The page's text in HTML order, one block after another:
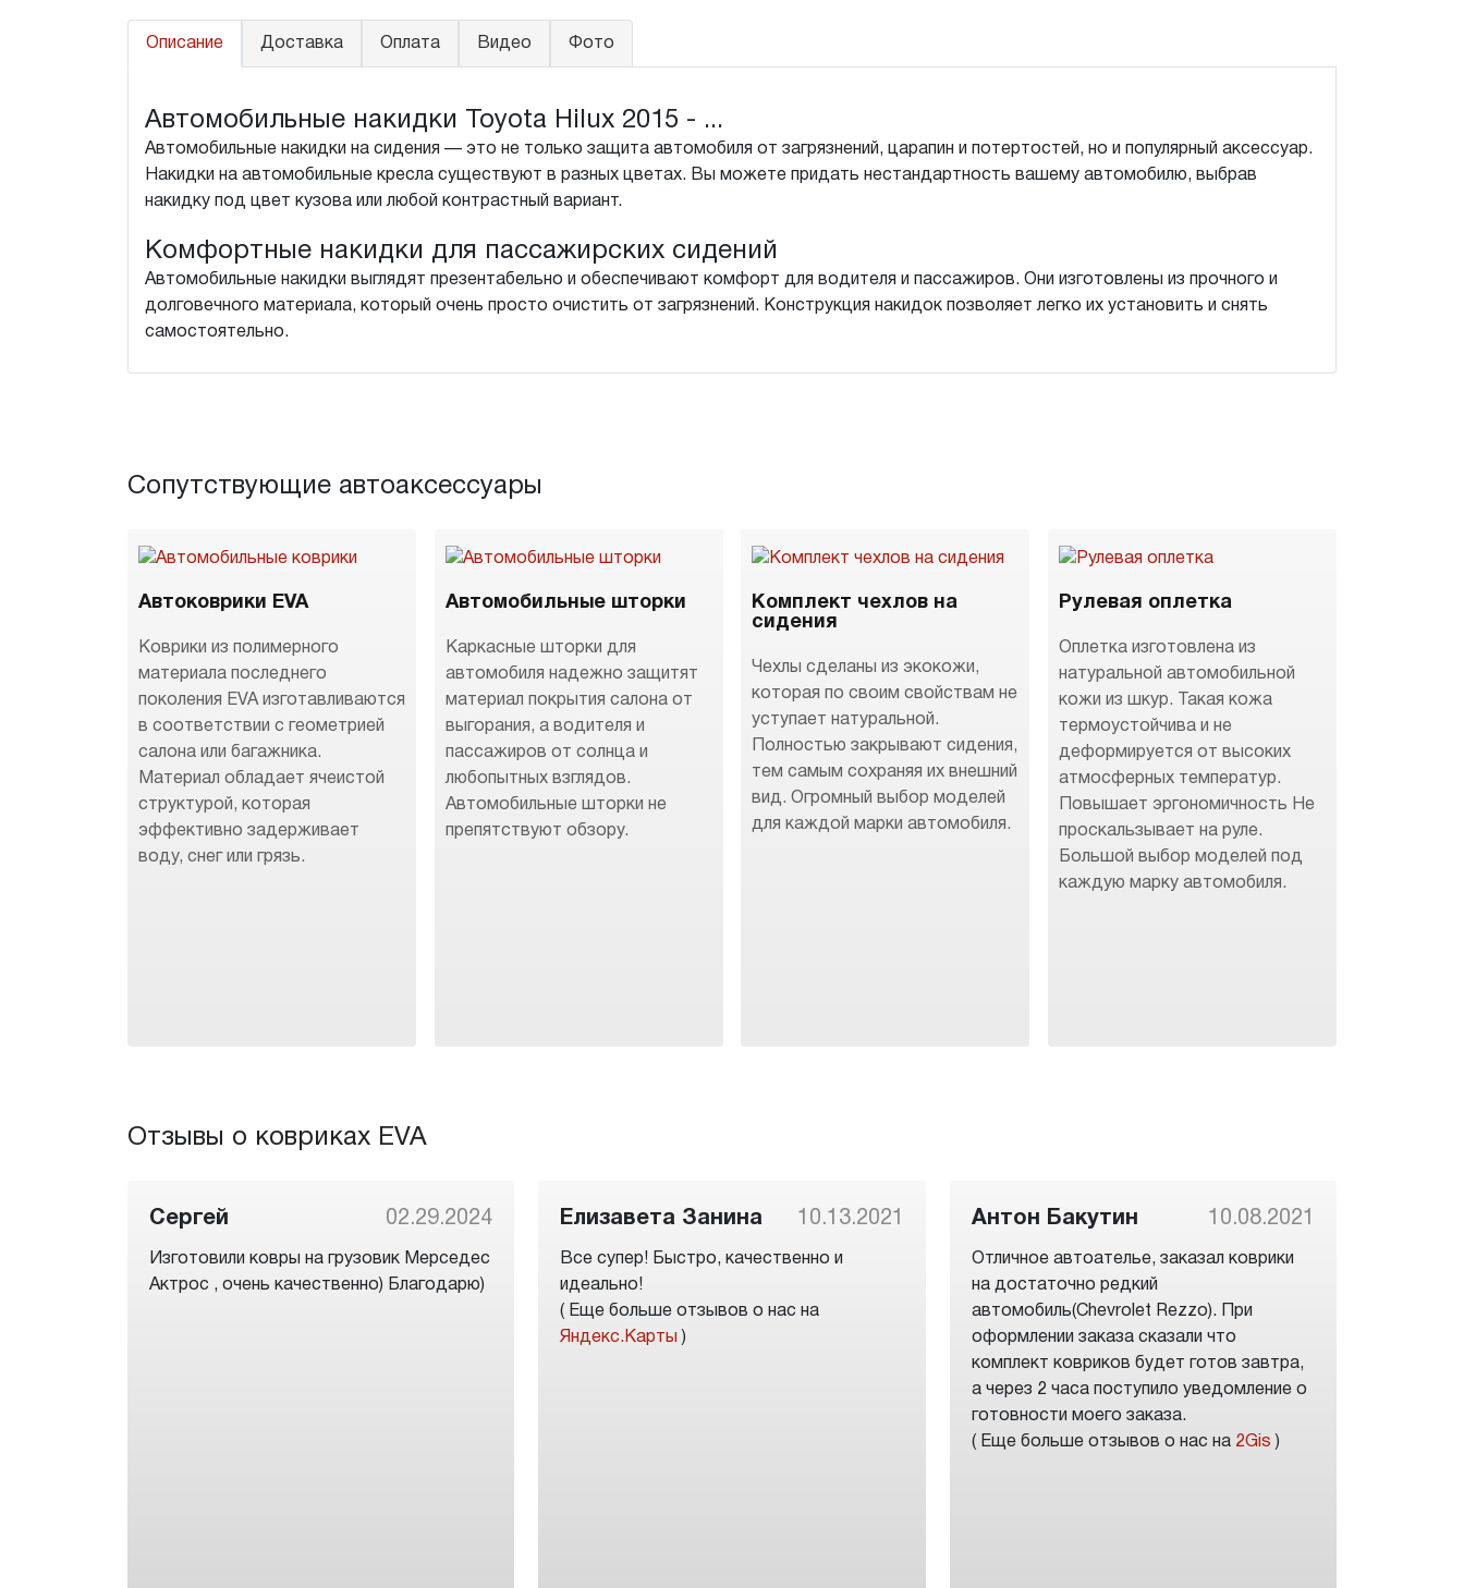
Описание Доставка Оплата Видео Фото
Автомобильные накидки Toyota Hilux 2015 - ...
Автомобильные накидки на сидения — это не только защита автомобиля от загрязнений, царапин и потертостей, но и популярный аксессуар.
Накидки на автомобильные кресла существуют в разных цветах. Вы можете придать нестандартность вашему автомобилю, выбрав
накидку под цвет кузова или любой контрастный вариант.
Комфортные накидки для пассажирских сидений
Автомобильные накидки выглядят презентабельно и обеспечивают комфорт для водителя и пассажиров. Они изготовлены из прочного и
долговечного материала, который очень просто очистить от загрязнений. Конструкция накидок позволяет легко их установить и снять
самостоятельно.
Сопутствующие автоаксессуары
Автоковрики EVA
Коврики из полимерного
материала последнего
поколения EVA изготавливаются
в соответствии с геометрией
салона или багажника.
Материал обладает ячеистой
структурой, которая
эффективно задерживает
воду, снег или грязь.
Автомобильные шторки
Каркасные шторки для
автомобиля надежно защитят
материал покрытия салона от
выгорания, а водителя и
пассажиров от солнца и
любопытных взглядов.
Автомобильные шторки не
препятствуют обзору.
Комплект чехлов на
сидения
Чехлы сделаны из экокожи,
которая по своим свойствам не
уступает натуральной.
Полностью закрывают сидения,
тем самым сохраняя их внешний
вид. Огромный выбор моделей
для каждой марки автомобиля.
Рулевая оплетка
Оплетка изготовлена из
натуральной автомобильной
кожи из шкур. Такая кожа
термоустойчива и не
деформируется от высоких
атмосферных температур.
Повышает эргономичность Не
проскальзывает на руле.
Большой выбор моделей под
каждую марку автомобиля.
Отзывы о ковриках EVA
Сергей 02.29.2024
Изготовили ковры на грузовик Мерседес
Актрос , очень качественно) Благодарю)
Елизавета Занина 10.13.2021
Все супер! Быстро, качественно и
идеально!
( Еще больше отзывов о нас на
Яндекс.Карты )
Антон Бакутин 10.08.2021
Отличное автоателье, заказал коврики
на достаточно редкий
автомобиль(Chevrolet Rezzo). При
оформлении заказа сказали что
комплект ковриков будет готов завтра,
а через 2 часа поступило уведомление о
готовности моего заказа.
( Еще больше отзывов о нас на 2Gis )